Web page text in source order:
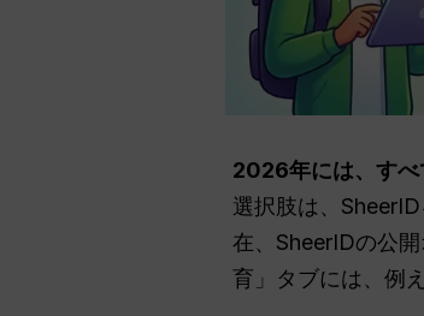
2026年には、す
選択肢は、
在、SheerIDの公
育」タブには、例